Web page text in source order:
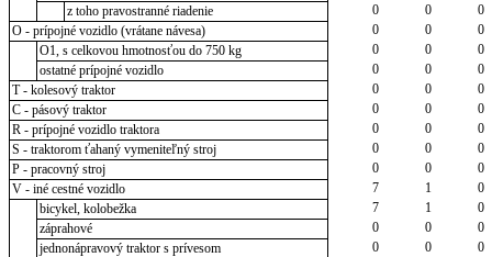
z toho pravostranné riadenie
0 0
0
O - prípojné vozidlo (vrátane návesa)
0 0
0
O1, s celkovou hmotnosťou do 750 kg
0 0
0
ostatné prípojné vozidlo
0 0
0
T - kolesový traktor
0 0
0
C - pásový traktor
0 0
0
R - prípojné vozidlo traktora
0 0
0
S - traktorom ťahaný vymeniteľný stroj
0 0
0
P - pracovný stroj
0 0
0
V - iné cestné vozidlo
7 1
0
bicykel, kolobežka
7 1
0
záprahové
0 0
0
jednonápravový traktor s prívesom
0 0
0